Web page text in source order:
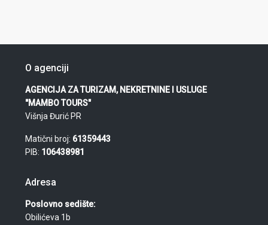
O agenciji
AGENCIJA ZA TURIZAM, NEKRETNINE I USLUGE
"MAMBO TOURS"
Višnja Đurić PR
Matični broj: 61359443
PIB: 106438981
Adresa
Poslovno sedište:
Obilićeva 1b